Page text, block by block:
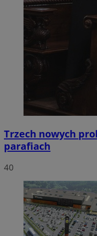
Trzech nowych
parafiach
40